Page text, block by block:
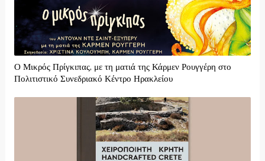
Ο Μικρός Πρίγκιπας, με τη ματιά της Κάρμεν Ρουγγέρη στο
Πολιτιστικό Συνεδριακό Κέντρο Ηρακλείου